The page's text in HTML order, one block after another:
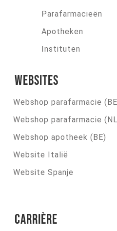
Parafarmacieën
Apotheken
Instituten
Websites
Webshop parafarmacie
Webshop parafarmacie
Webshop apotheek (BE)
Website Italië
Website Spanje
Carrière